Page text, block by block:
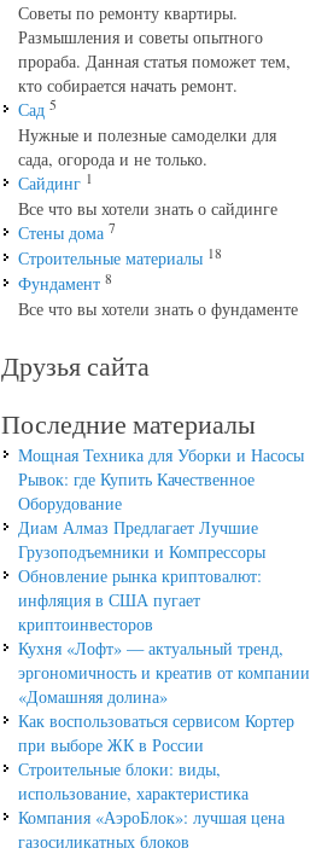
Советы по ремонту квартиры.
Размышления и советы опытного
прораба. Данная статья поможет тем,
кто собирается начать ремонт.
Сад 5
Нужные и полезные самоделки для
сада, огорода и не только.
Сайдинг 1
Все что вы хотели знать о сайдинге
Стены дома 7
Строительные материалы 18
Фундамент 8
Все что вы хотели знать о фундаменте
Друзья сайта
Последние материалы
Мощная Техника для Уборки и Насосы
Рывок: где Купить Качественное
Оборудование
Диам Алмаз Предлагает Лучшие
Грузоподъемники и Компрессоры
Обновление рынка криптовалют:
инфляция в США пугает
криптоинвесторов
Кухня «Лофт» — актуальный тренд,
эргономичность и креатив от компании
«Домашняя долина»
Как воспользоваться сервисом Кортер
при выборе ЖК в России
Строительные блоки: виды,
использование, характеристика
Компания «АэроБлок»: лучшая цена
газосиликатных блоков